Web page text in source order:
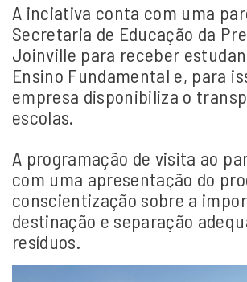
A inciativa conta com uma
Secretaria de Educação da
Joinville para receber
Ensino Fundamental e, para
empresa disponibiliza o
escolas.
A programação de visita ao
com uma apresentação do
conscientização sobre a
destinação e separação
resíduos.